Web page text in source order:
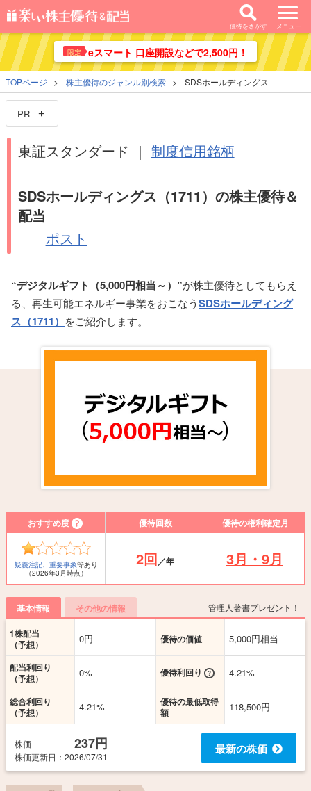
優待をさがす メニュー
限定 eスマート 口座開設などで2,500円！
TOPページ 株主優待のジャンル別検索 SDSホールディングス
PR
東証スタンダード ｜ 制度信用銘柄
SDSホールディングス（1711）の株主優待＆
配当
ポスト
“デジタルギフト（5,000円相当～）”が株主優待としてもらえ
る、再生可能エネルギー事業をおこなうSDSホールディング
ス（1711） をご紹介します。
おすすめ度 優待回数 優待の権利確定月
疑義注記、重要事象等あり
（2026年3月時点）
2回／年 3月・9月
基本情報 その他の情報 管理人著書プレゼント！
1株配当
（予想）
0円 優待の価値 5,000円相当
配当利回り
（予想）
0% 優待利回り 4.21%
総合利回り
（予想）
4.21%
優待の最低取得
額
118,500円
株価 237円
株価更新日 ：2026/07/31
最新の株価